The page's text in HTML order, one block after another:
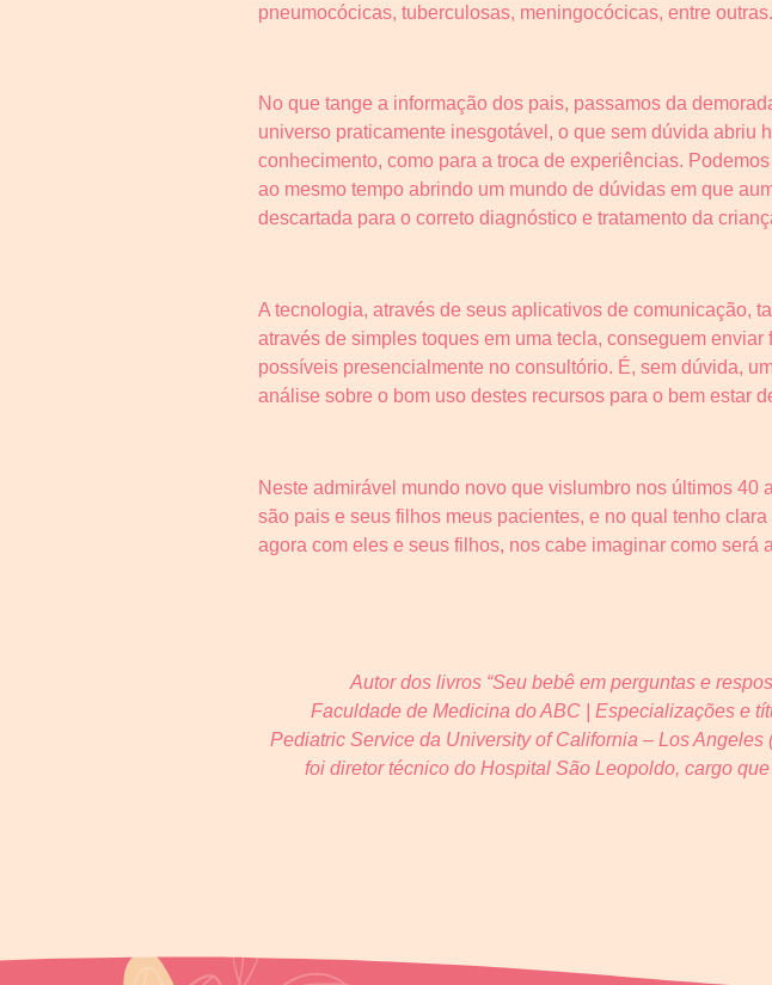
pneumocócicas, tuberculosas, meningocócicas, entre outras.
No que tange a informação dos pais, passamos da
universo praticamente inesgotável, o que sem dúvida abriu
conhecimento, como para a troca de experiências.
ao mesmo tempo abrindo um mundo de dúvidas em que
descartada para o correto diagnóstico e tratamento da
A tecnologia, através de seus aplicativos de comunicação,
através de simples toques em uma tecla, conseguem
possíveis presencialmente no consultório. É, sem dúvida,
análise sobre o bom uso destes recursos para o bem estar
Neste admirável mundo novo que vislumbro nos últimos
são pais e seus filhos meus pacientes, e no qual tenho
agora com eles e seus filhos, nos cabe imaginar como será
Autor dos livros “Seu bebê em perguntas e
Faculdade de Medicina do ABC | Especializações e
Pediatric Service da University of California – Los
foi diretor técnico do Hospital São Leopoldo, cargo